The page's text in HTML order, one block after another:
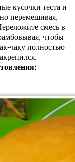
кусочки теста и
перемешивая,
смесь в
чтобы
чаку полностью